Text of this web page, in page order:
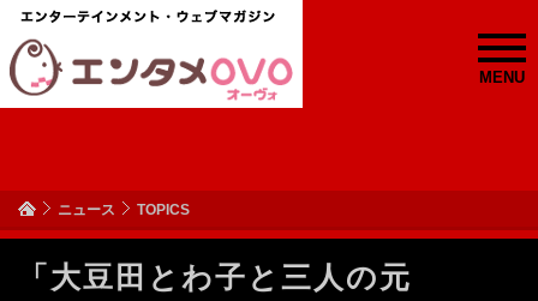
MENU
ニュース TOPICS
「大豆田とわ子と三人の元